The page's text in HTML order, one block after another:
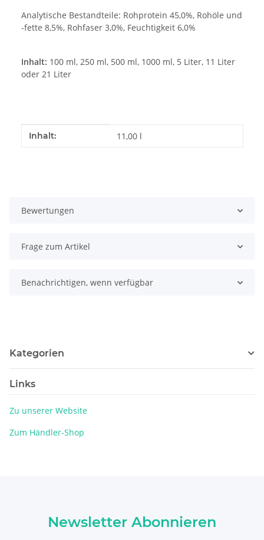
Analytische Bestandteile: Rohprotein 45,0%, Rohöle und
-fette 8,5%, Rohfaser 3,0%, Feuchtigkeit 6,0%
Inhalt: 100 ml, 250 ml, 500 ml, 1000 ml, 5 Liter, 11 Liter
oder 21 Liter
Produkteigenschaft
Wert
Inhalt: 11,00 l
Bewertungen
Frage zum Artikel
Benachrichtigen, wenn verfügbar
Kategorien
Links
Zu unserer Website
Zum Händler-Shop
Newsletter Abonnieren